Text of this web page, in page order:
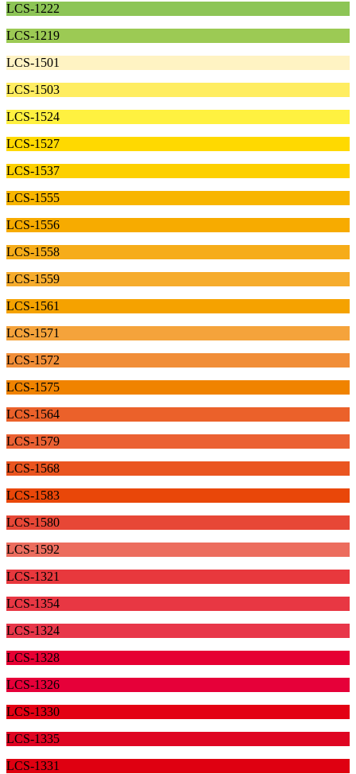
LCS-1222
LCS-1219
LCS-1501
LCS-1503
LCS-1524
LCS-1527
LCS-1537
LCS-1555
LCS-1556
LCS-1558
LCS-1559
LCS-1561
LCS-1571
LCS-1572
LCS-1575
LCS-1564
LCS-1579
LCS-1568
LCS-1583
LCS-1580
LCS-1592
LCS-1321
LCS-1354
LCS-1324
LCS-1328
LCS-1326
LCS-1330
LCS-1335
LCS-1331